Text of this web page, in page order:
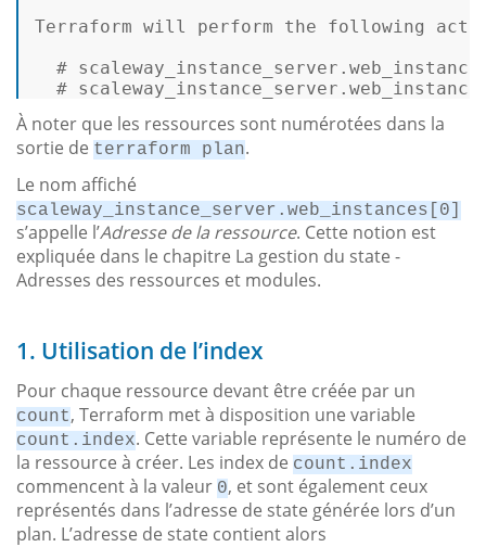
Terraform will perform the following
#
#
À noter que les ressources sont numérotées dans la
sortie de terraform plan.
Le nom affiché
scaleway_instance_server.web_instances[0]
s’appelle l’Adresse de la ressource. Cette notion est
expliquée dans le chapitre La gestion du state -
Adresses des ressources et modules.
1. Utilisation de l’index
Pour chaque ressource devant être créée par un
count, Terraform met à disposition une variable
count.index. Cette variable représente le numéro de
la ressource à créer. Les index de count.index
commencent à la valeur 0, et sont également ceux
représentés dans l’adresse de state générée lors d’un
plan. L’adresse de state contient alors